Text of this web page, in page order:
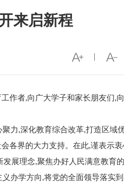
来启新程
作者,向广大学子和家长朋友们,
力,深化教育综合改革,打造区域
各界的大力支持。在此,谨表示
展理念,聚焦办好人民满意教育
办学方向,将党的全面领导落实